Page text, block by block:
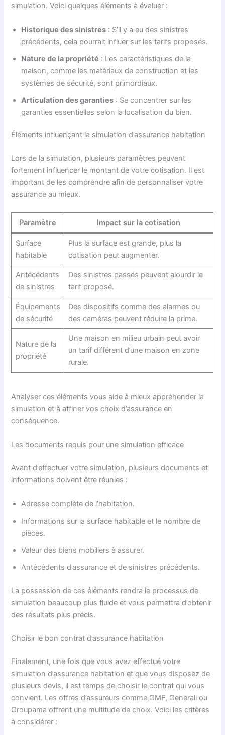
simulation. Voici quelques éléments à évaluer :
Historique des sinistres : S’il y a eu des sinistres
précédents, cela pourrait influer sur les tarifs proposés.
Nature de la propriété : Les caractéristiques de la
maison, comme les matériaux de construction et les
systèmes de sécurité, sont primordiaux.
Articulation des garanties : Se concentrer sur les
garanties essentielles selon la localisation du bien.
Éléments influençant la simulation d’assurance habitation
Lors de la simulation, plusieurs paramètres peuvent
fortement influencer le montant de votre cotisation. Il est
important de les comprendre afin de personnaliser votre
assurance au mieux.
Paramètre Impact sur la cotisation
Surface
habitable
Plus la surface est grande, plus la
cotisation peut augmenter.
Antécédents
de sinistres
Des sinistres passés peuvent alourdir le
tarif proposé.
Équipements
de sécurité
Des dispositifs comme des alarmes ou
des caméras peuvent réduire la prime.
Nature de la
propriété
Une maison en milieu urbain peut avoir
un tarif différent d’une maison en zone
rurale.
Analyser ces éléments vous aide à mieux appréhender la
simulation et à affiner vos choix d’assurance en
conséquence.
Les documents requis pour une simulation efficace
Avant d’effectuer votre simulation, plusieurs documents et
informations doivent être réunies :
Adresse complète de l’habitation.
Informations sur la surface habitable et le nombre de
pièces.
Valeur des biens mobiliers à assurer.
Antécédents d’assurance et de sinistres précédents.
La possession de ces éléments rendra le processus de
simulation beaucoup plus fluide et vous permettra d’obtenir
des résultats plus précis.
Choisir le bon contrat d’assurance habitation
Finalement, une fois que vous avez effectué votre
simulation d’assurance habitation et que vous disposez de
plusieurs devis, il est temps de choisir le contrat qui vous
convient. Les offres d’assureurs comme GMF, Generali ou
Groupama offrent une multitude de choix. Voici les critères
à considérer :